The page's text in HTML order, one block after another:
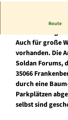
Route
In ruhiger Lage
Auch fürgroße
vorhanden. Die
Soldan Forums,
35066
durch eine
Parkplätzen
selbst sind